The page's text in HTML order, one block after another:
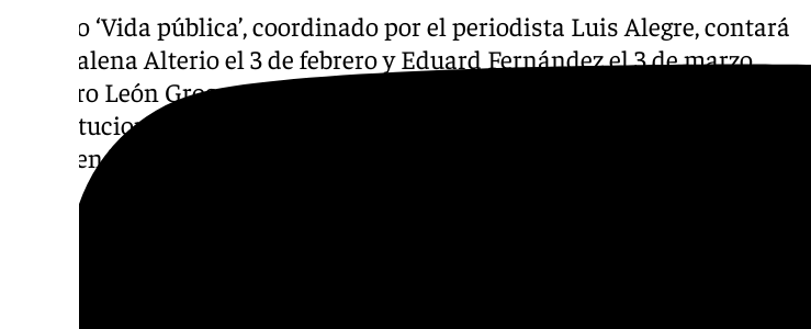
El ciclo ‘Vida pública’, coordinado por el periodista Luis Alegre, contará
con Malena Alterio el 3 de febrero y Eduard Fernández el 3 de marzo.
Teodoro León Gross continúa con su ciclo ‘Diálogos de la España
constitucional’ conversando con Nicolás Redondo Terreros sobre su
papel en la Transición el 27 de marzo.